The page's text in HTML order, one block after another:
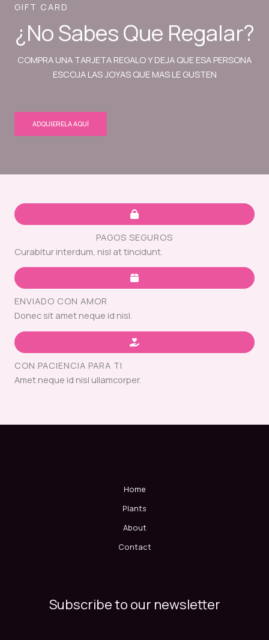
GIFT CARD
¿No Sabes Que Regalar?
COMPRA UNA TARJETA REGALO Y DEJA QUE ESA PERSONA
ESCOJA LAS JOYAS QUE MAS LE GUSTEN
ADQUIERELA AQUÍ
PAGOS SEGUROS
Curabitur interdum, nisl at tincidunt.
ENVIADO CON AMOR
Donec sit amet neque id nisl.
CON PACIENCIA PARA TI
Amet neque id nisl ullamcorper.
Home
Plants
About
Contact
Subscribe to our newsletter